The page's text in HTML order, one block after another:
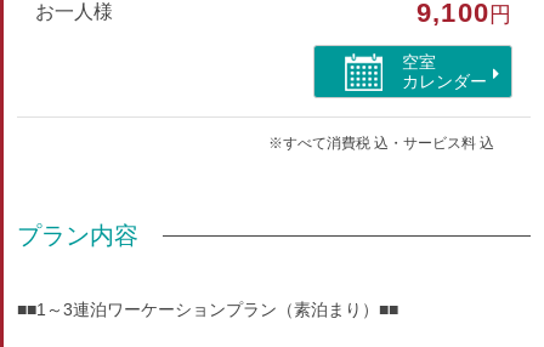
お一人様 9,100円
空室
カレンダー
※すべて消費税 込・サービス料 込
プラン内容
■■1～3連泊ワーケーションプラン（素泊まり）■■